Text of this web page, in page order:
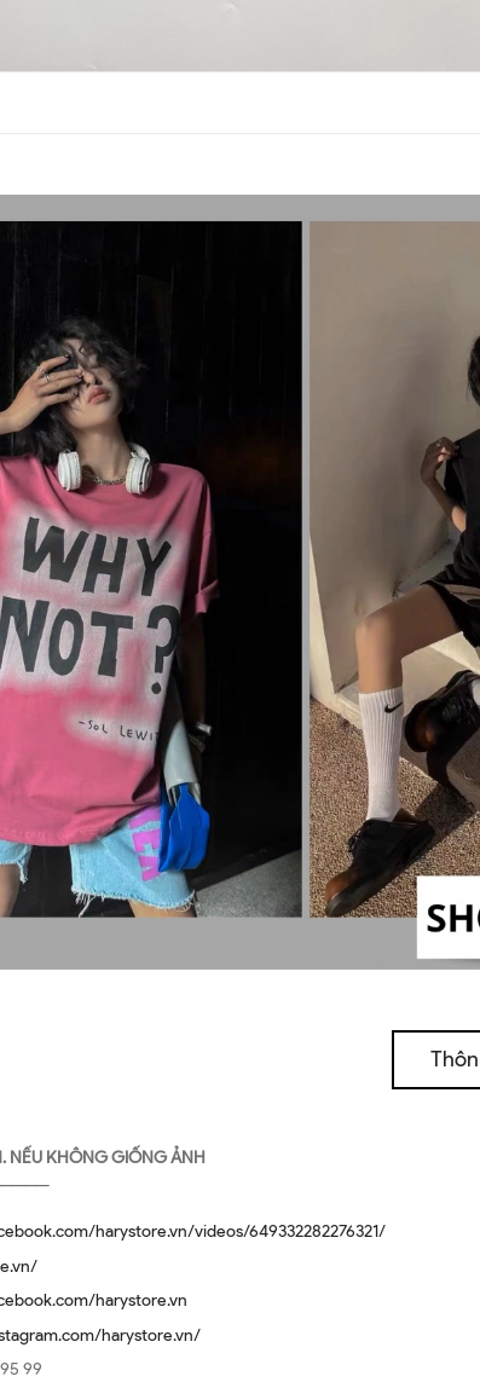
NẾU KHÔNG GIỐNG ẢNH
harystore.vn/videos/649332282276321/
harystore.vn
harystore.vn/
99